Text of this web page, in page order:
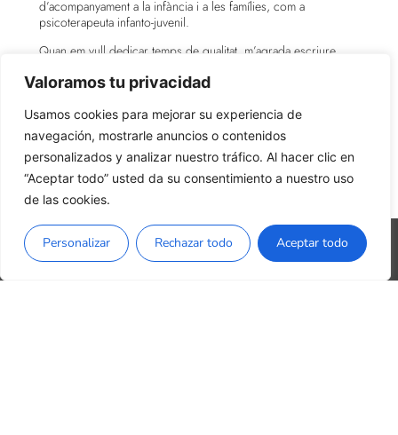
Valoramos tu privacidad
Usamos cookies para mejorar su experiencia de
navegación, mostrarle anuncios o contenidos
personalizados y analizar nuestro tráfico. Al hacer clic en
“Aceptar todo” usted da su consentimiento a nuestro uso
de las cookies.
Personalizar Rechazar todo Aceptar todo
d’acompanyament a la infància i a les famílies, com a
psicoterapeuta infanto-juvenil.
Quan em vull dedicar temps de qualitat, m’agrada escriure,
Català